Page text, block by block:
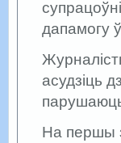
дапамогу
асудзіць
На першы